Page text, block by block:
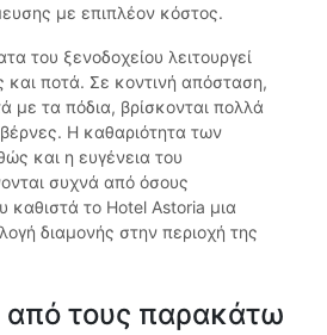
με επιπλέον κόστος.
του ξενοδοχείου λειτουργεί
και ποτά. Σε κοντινή απόσταση,
με τα πόδια, βρίσκονται πολλά
Η καθαριότητα των
και η ευγένεια του
συχνά από όσους
καθιστά το Hotel Astoria μια
διαμονής στην περιοχή της
από τους παρακάτω